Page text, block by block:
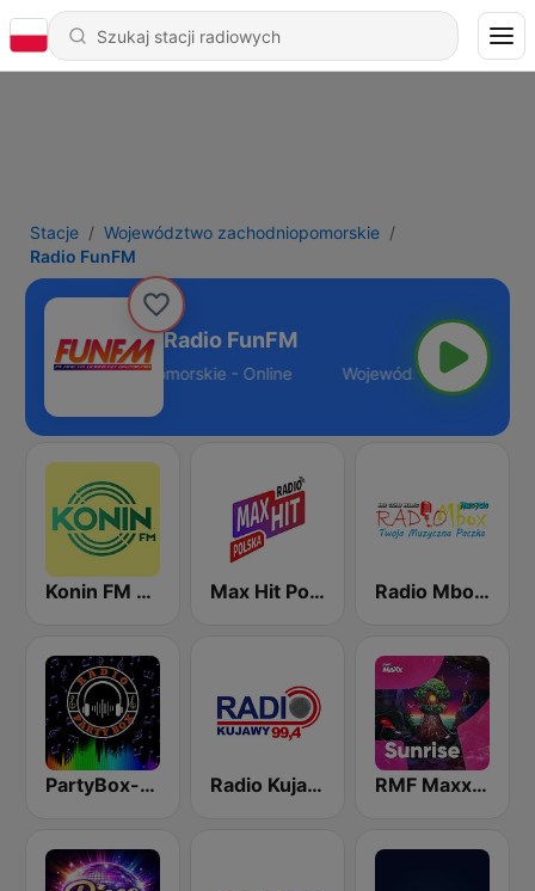
Stacje
Województwo zachodniopomorskie
Radio FunFM
Radio FunFM
zachodniopomorskie - Online
Konin FM 104.1 Max Hit Polska Radio Mbox - DISCO POLO
PartyBox-Retro Radio Kujawy RMF Maxx Sunrise Festival